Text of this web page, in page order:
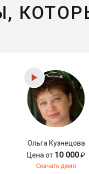
Ольга Кузнецова
Цена от 10 000₽
Скачать демо